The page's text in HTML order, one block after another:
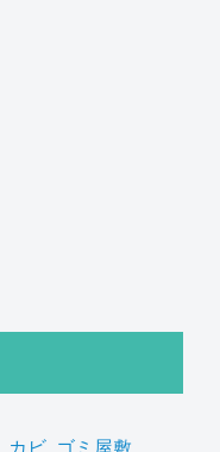
カビ, ゴミ屋敷